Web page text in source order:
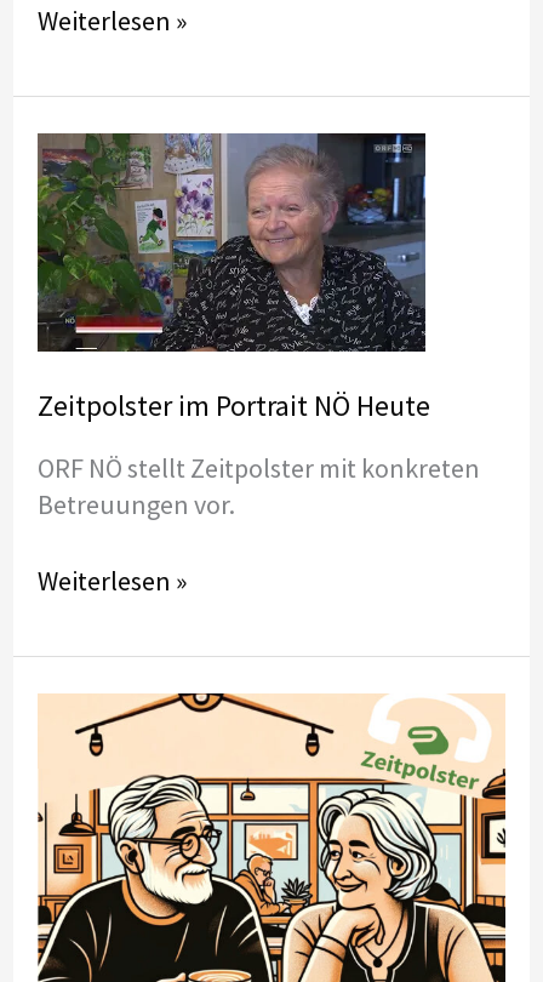
Podcast
mit
Markus
Müller:
vom
CEO
zum
Hospizbegleiter,
oder
eine
App
für
Pflegende
Angehörige
entsteht
Weiterlesen »
Zeitpolster im Portrait NÖ Heute
ORF NÖ stellt Zeitpolster mit konkreten
Betreuungen vor.
Zeitpolster
Portrait
NÖ
Heute
Weiterlesen »